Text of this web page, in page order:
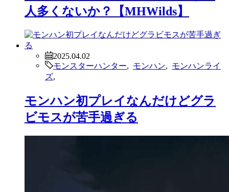
人多くないか？【MHWilds】
2025.04.02
モンスターハンター
モンハン
モンハンライ
ズ
モンハン初プレイなんだけどグラ
ビモスが苦手過ぎる